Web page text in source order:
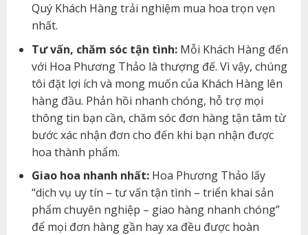
Quý Khách Hàng trải nghiệm mua hoa trọn vẹn
nhất.
Tư vấn, chăm sóc tận tình:Mỗi Khách Hàng đến
với Hoa Phương Thảo là thượng đế. Vì vậy, chúng
tôi đặt lợi ích và mong muốn của Khách Hàng lên
hàng đầu. Phản hồi nhanh chóng, hỗ trợ mọi
thông tin bạn cần, chăm sóc đơn hàng tận tâm từ
bước xác nhận đơn cho đến khi bạn nhận được
hoa thành phẩm.
Giao hoa nhanh nhất:Hoa Phương Thảo lấy
“dịch vụ uy tín – tư vấn tận tình – triển khai sản
phẩm chuyên nghiệp – giao hàng nhanh chóng”
để mọi đơn hàng gần hay xa đều được hoàn